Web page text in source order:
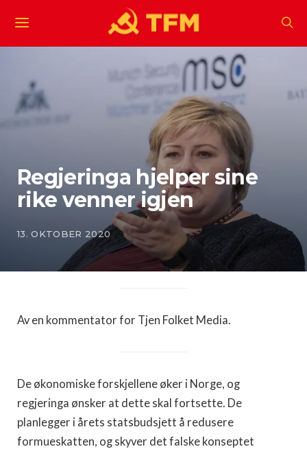
Regjeringa hjelper sine
rike venner igjen
13. OKTOBER 2020
Av en kommentator for Tjen Folket Media.
De økonomiske forskjellene øker i Norge, og
regjeringa ønsker at dette skal fortsette. De
planlegger i årets statsbudsjett å redusere
formueskatten, og skyver det falske konseptet